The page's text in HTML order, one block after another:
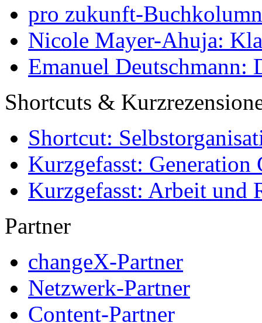
pro zukunft-
Nicole Mayer-Ahuja:
Emanuel Deutschmann:
Shortcuts &
Shortcut:
Kurzgefasst: Generation
Kurzgefasst: Arbeit und
Partner
changeX-Partner
Netzwerk-Partner
Content-Partner